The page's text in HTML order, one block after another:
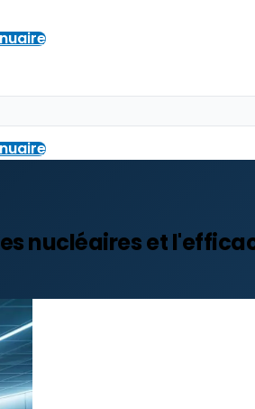
nucléaires et